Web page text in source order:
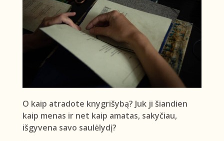
O kaip atradote knygrišybą? Juk ji šiandien
kaip menas ir net kaip amatas, sakyčiau,
išgyvena savo saulėlydį?